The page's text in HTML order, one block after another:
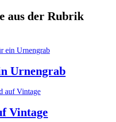
aus der Rubrik
Urnengrab
Vintage